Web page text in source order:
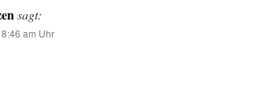
sagt:
am Uhr